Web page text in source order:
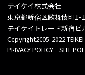
テイケイ株式会社
東京都新宿区歌舞伎町1-
テイケイトレード新宿ビ
Copyright2005-2022
PRIVACY POLICY
SITE